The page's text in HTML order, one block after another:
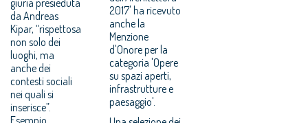
da Andreas
Kipar, “rispettosa
non solo dei
luoghi, ma
anche dei
contesti sociali
nei quali si
inserisce”.
Esempio
2017' ha ricevuto
anche la
Menzione
d'Onore per la
categoria 'Opere
su spazi aperti,
infrastrutture e
paesaggio'.